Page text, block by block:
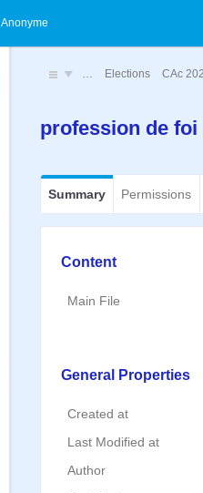
Anonyme
… Elections CAc
profession de
Summary Permissions
Content
Main File
General Properties
Created at
Last Modified at
Author